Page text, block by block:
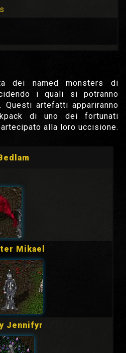
dei named monsters di
i quali si potranno
. Questi artefatti appariranno
di uno dei fortunati
alla loro uccisione.
Mikael
Jennifyr